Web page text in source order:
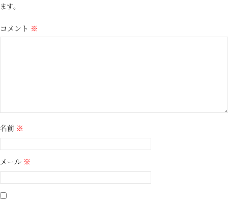
ます。
コメント ※
名前 ※
メール ※